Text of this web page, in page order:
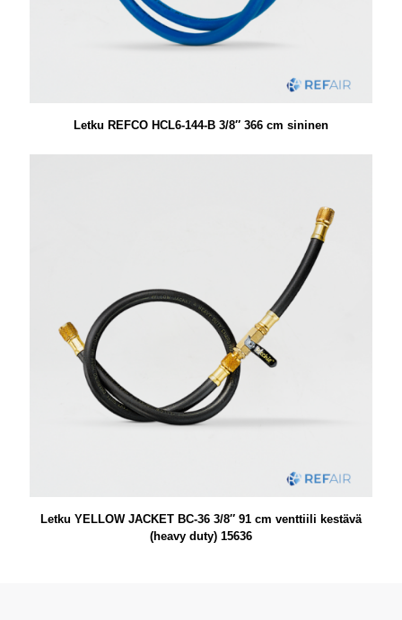
Letku REFCO HCL6-144-B 3/8″ 366 cm sininen
Letku YELLOW JACKET BC-36 3/8″ 91 cm venttiili kestävä
(heavy duty) 15636